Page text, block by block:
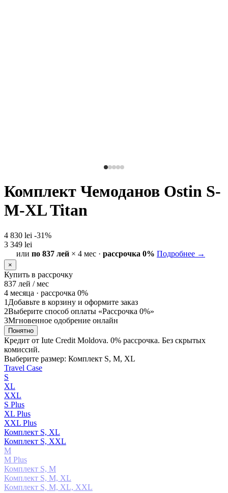
Комплект Чемоданов Ostin S-
M-XL Titan
4 830 lei -31%
3 349 lei
или по 837 лей × 4 мес · рассрочка 0% Подробнее →
×
Купить в рассрочку
837 лей / мес
4 месяца · рассрочка 0%
1 Добавьте в корзину и оформите заказ
2Выберите способ оплаты «Рассрочка 0%»
3Мгновенное одобрение онлайн
Понятно
Кредит от Iute Credit Moldova. 0% рассрочка. Без скрытых
комиссий.
Выберите размер: Комплект S, M, XL
Travel Case
S
XL
XXL
S Plus
XL Plus
XXL Plus
Комплект S, XL
Комплект S, XXL
М
М Plus
Комплект S, M
Комплект S, M, XL
Комплект S, M, XL, XXL